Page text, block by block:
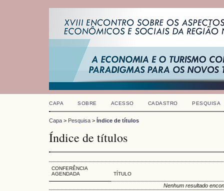
CAPA SOBRE ACESSO CADASTRO PESQUISA
Capa > Pesquisa > Índice de títulos
Índice de títulos
CONFERÊNCIA
AGENDADA
TÍTULO
Nenhum resultado